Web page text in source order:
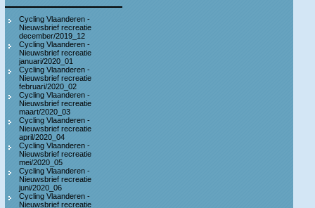
Cycling Vlaanderen -
Nieuwsbrief recreatie
december/2019_12
Cycling Vlaanderen -
Nieuwsbrief recreatie
januari/2020_01
Cycling Vlaanderen -
Nieuwsbrief recreatie
februari/2020_02
Cycling Vlaanderen -
Nieuwsbrief recreatie
maart/2020_03
Cycling Vlaanderen -
Nieuwsbrief recreatie
april/2020_04
Cycling Vlaanderen -
Nieuwsbrief recreatie
mei/2020_05
Cycling Vlaanderen -
Nieuwsbrief recreatie
juni/2020_06
Cycling Vlaanderen -
Nieuwsbrief recreatie